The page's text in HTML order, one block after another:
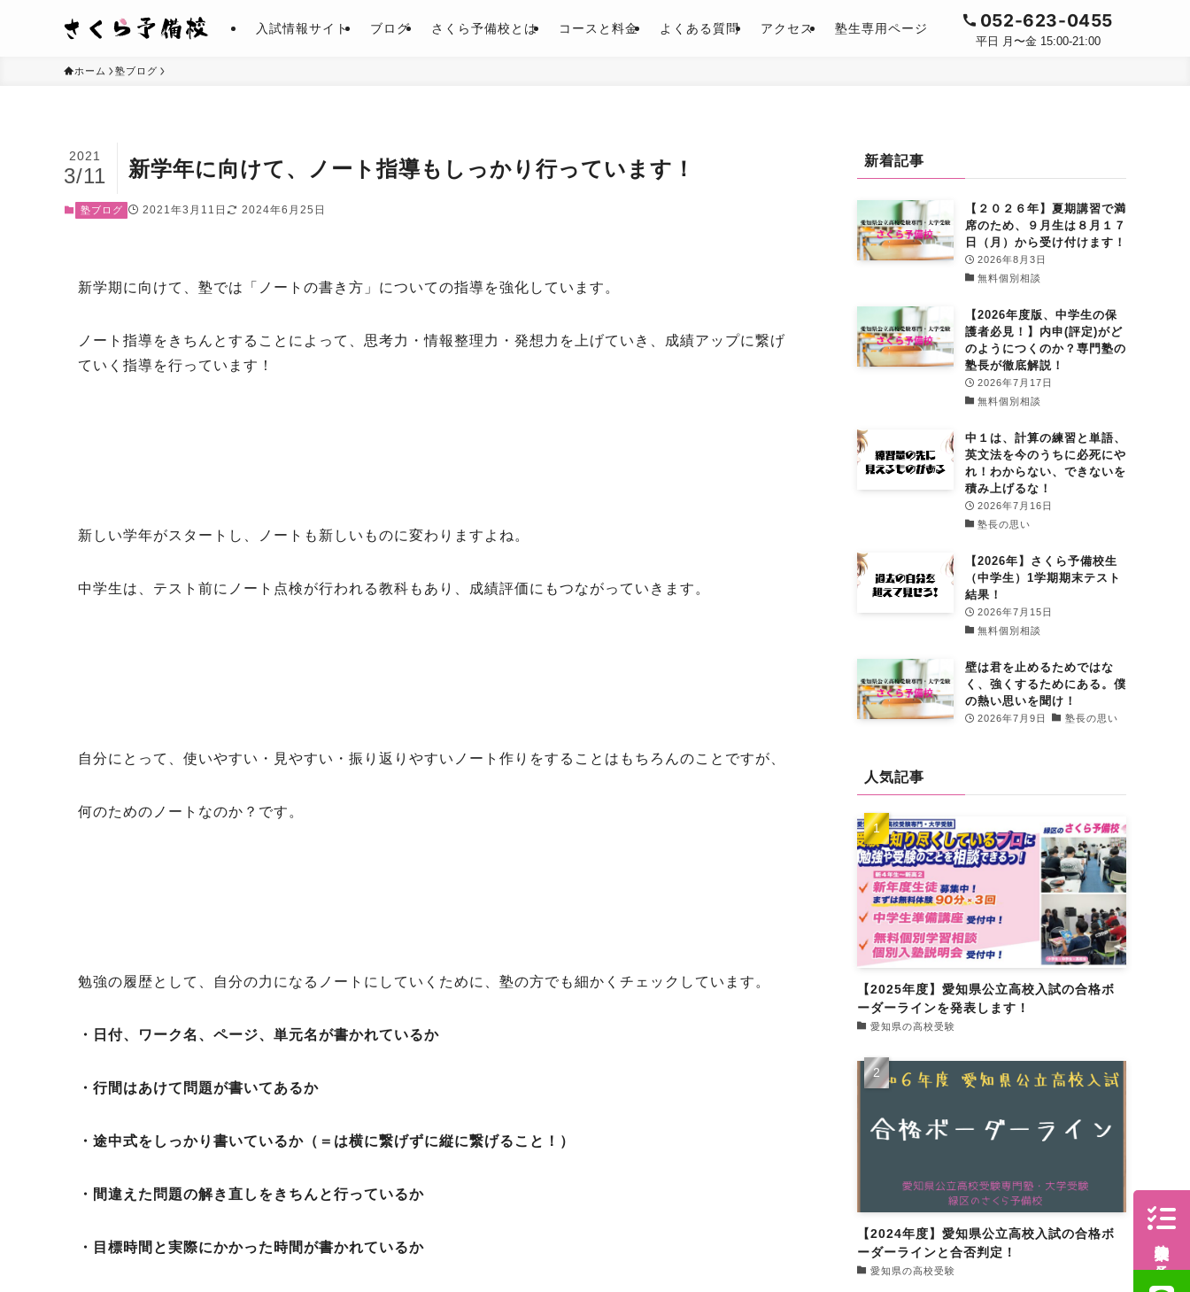
入試情報サイト ブログ さくら予備校とは コースと料金 よくある質問 アクセス 塾生専用ページ 052-623-0455
平日 月〜金 15:00-21:00
ホーム 塾ブログ
新学年に向けて、ノート指導もしっかり行っています！
2021
3/11
塾ブログ 2021年3月11日 2024年6月25日
新学期に向けて、塾では「ノートの書き方」についての指導を強化しています。
ノート指導をきちんとすることによって、思考力・情報整理力・発想力を上げていき、成績アップに繋げ
ていく指導を行っています！
新しい学年がスタートし、ノートも新しいものに変わりますよね。
中学生は、テスト前にノート点検が行われる教科もあり、成績評価にもつながっていきます。
自分にとって、使いやすい・見やすい・振り返りやすいノート作りをすることはもちろんのことですが、
何のためのノートなのか？です。
勉強の履歴として、自分の力になるノートにしていくために、塾の方でも細かくチェックしています。
・日付、ワーク名、ページ、単元名が書かれているか
・行間はあけて問題が書いてあるか
・途中式をしっかり書いているか（＝は横に繋げずに縦に繋げること！）
・間違えた問題の解き直しをきちんと行っているか
・目標時間と実際にかかった時間が書かれているか
新着記事
【２０２６年】夏期講習で満
席のため、９月生は８月１７
日（月）から受け付けます！
2026年8月3日
無料個別相談
【2026年度版、中学生の保
護者必見！】内申(評定)がど
のようにつくのか？専門塾の
塾長が徹底解説！
2026年7月17日
無料個別相談
中１は、計算の練習と単語、
英文法を今のうちに必死にや
れ！わからない、できないを
積み上げるな！
2026年7月16日
塾長の思い
【2026年】さくら予備校生
（中学生）1学期期末テスト
結果！
2026年7月15日
無料個別相談
壁は君を止めるためではな
く、強くするためにある。僕
の熱い思いを聞け！
2026年7月9日 塾長の思い
人気記事
【2025年度】愛知県公立高校入試の合格ボ
ーダーラインを発表します！
愛知県の高校受験
【2024年度】愛知県公立高校入試の合格ボ
ーダーラインと合否判定！
愛知県の高校受験
体験授業の予約